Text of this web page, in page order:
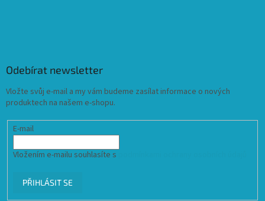
Odebírat newsletter
Vložte svůj e-mail a my vám budeme zasílat informace o nových
produktech na našem e-shopu.
E-mail
Vložením e-mailu souhlasíte s
PŘIHLÁSIT SE